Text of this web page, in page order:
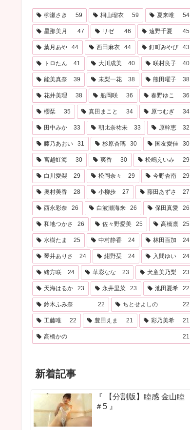
柳瀬さき 59 桐山瑠衣 59 夏来唯 54
星那美月 47 リゼ 46 遠野千夏 45
葉月あや 44 西田麻衣 44 釘町みやび 43
トロたん 41 大川成美 40 咲村良子 40
能美真奈 39 未梨一花 38 熊田曜子 38
花井美理 38 船岡咲 36 春野ゆこ 36
櫻栞 35 真田まこと 34 原つむぎ 34
田中みか 33 朝比奈祐未 33 原幹恵 32
藤乃あおい 31 杉原杏璃 30 国友愛佳 30
宮越虹海 30 爽香 30 松嶋えいみ 29
白川愛梨 29 松岡奈々 29 今野杏南 29
奥村美香 28 小柳歩 27 藤田あずさ 27
西永彩奈 26 白波瀬海来 26 保田真愛 26
和地つかさ 26 佐々野愛美 25 高橋凛 25
水樹たま 25 中村静香 24 林田百加 24
琴井ありさ 24 紺野栞 24 入間ゆい 24
緒方咲 24 華彩なな 23 犬童美乃梨 23
天海はるか 23 永井里菜 23 池田夏希 22
鈴木ふみ奈 22 ちとせよしの 22
工藤唯 22 豊田えま 21 彩乃美希 21
高橋かの 21
新着記事
『 【分割版】睦感 金山睦
＃5 』